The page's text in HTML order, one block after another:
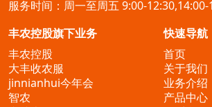
服务时间：周一至周五 9:00-
丰农控股旗下业务
丰农控股
大丰收农服
jinnianhui今年会
智农
快速导航
首页
关于我们
业务介绍
产品中心